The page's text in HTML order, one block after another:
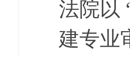
法院以
建专业